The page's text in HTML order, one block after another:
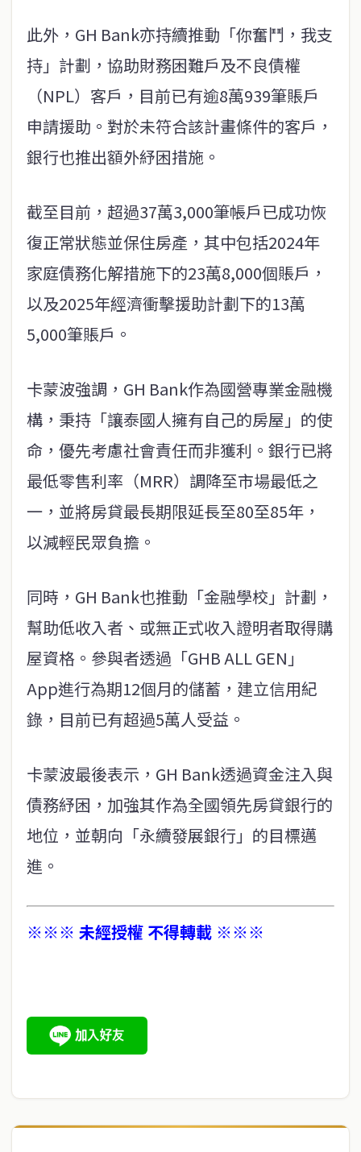
此外，GH Bank亦持續推動「你奮鬥，我支
持」計劃，協助財務困難戶及不良債權
（NPL）客戶，目前已有逾8萬939筆賬戶
申請援助。對於未符合該計畫條件的客戶，
銀行也推出額外紓困措施。
截至目前，超過37萬3,000筆帳戶已成功恢
復正常狀態並保住房產，其中包括2024年
家庭債務化解措施下的23萬8,000個賬戶，
以及2025年經濟衝擊援助計劃下的13萬
5,000筆賬戶。
卡蒙波強調，GH Bank作為國營專業金融機
構，秉持「讓泰國人擁有自己的房屋」的使
命，優先考慮社會責任而非獲利。銀行已將
最低零售利率（MRR）調降至市場最低之
一，並將房貸最長期限延長至80至85年，
以減輕民眾負擔。
同時，GH Bank也推動「金融學校」計劃，
幫助低收入者、或無正式收入證明者取得購
屋資格。參與者透過「GHB ALL GEN」
App進行為期12個月的儲蓄，建立信用紀
錄，目前已有超過5萬人受益。
卡蒙波最後表示，GH Bank透過資金注入與
債務紓困，加強其作為全國領先房貸銀行的
地位，並朝向「永續發展銀行」的目標邁
進。
※※※ 未經授權 不得轉載 ※※※